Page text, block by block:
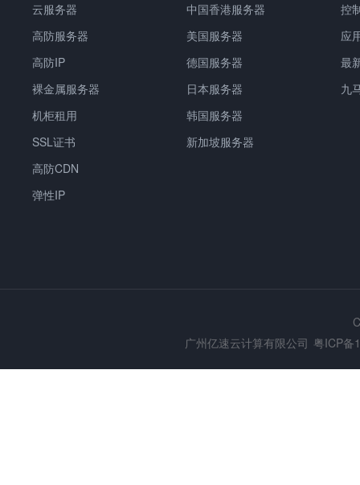
云服务器
高防服务器
高防IP
裸金属服务器
机柜租用
SSL证书
高防CDN
弹性IP
中国香港服务器
美国服务器
德国服务器
日本服务器
韩国服务器
新加坡服务器
控
应
最
九
广州亿速云计算有限公司 粤ICP备